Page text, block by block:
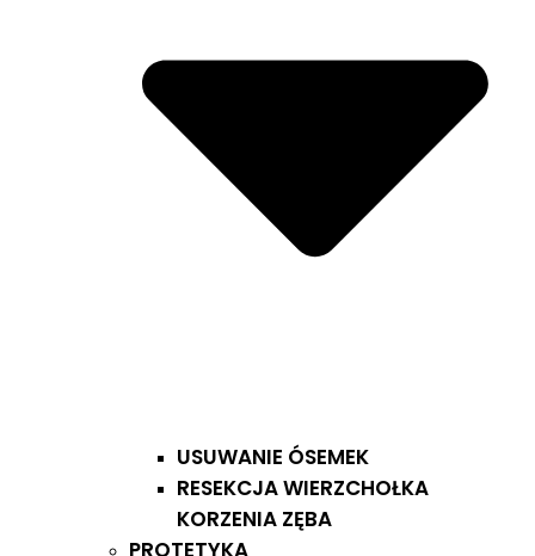
USUWANIE ÓSEMEK
RESEKCJA WIERZCHOŁKA
KORZENIA ZĘBA
PROTETYKA